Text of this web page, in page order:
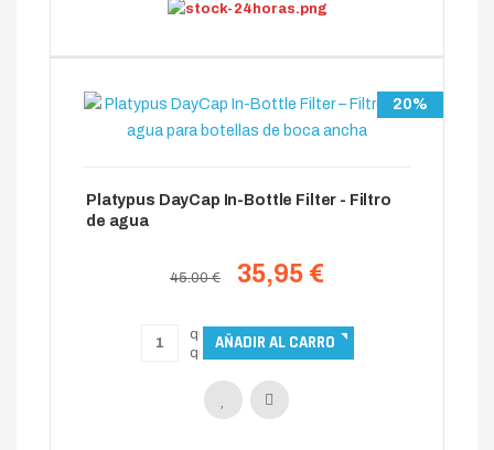
20%
Platypus DayCap In-Bottle Filter - Filtro
de agua
45.00 € 35,95 €